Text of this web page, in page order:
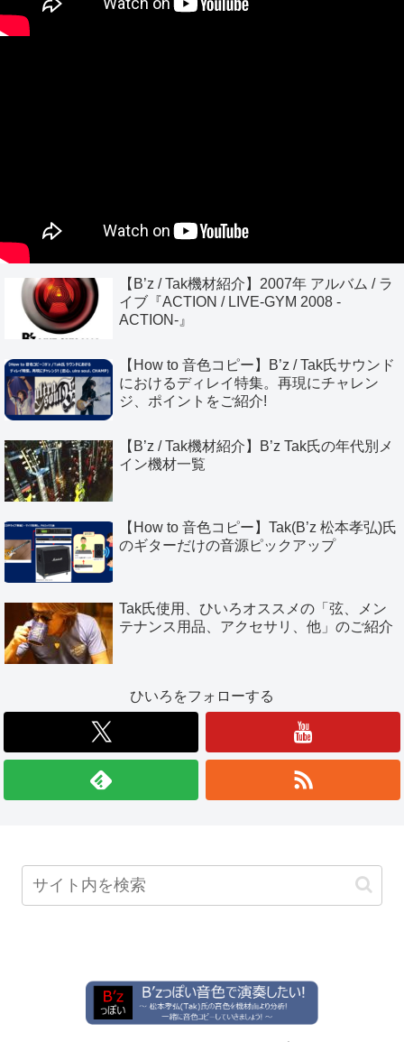
【B’z / Tak機材紹介】2007年 アルバム / ラ
イブ『ACTION / LIVE-GYM 2008 -
ACTION-』
【How to 音色コピー】B’z / Tak氏サウンド
におけるディレイ特集。再現にチャレン
ジ、ポイントをご紹介!
【B’z / Tak機材紹介】B’z Tak氏の年代別メ
イン機材一覧
【How to 音色コピー】Tak(B’z 松本孝弘)氏
のギターだけの音源ピックアップ
Tak氏使用、ひいろオススメの「弦、メン
テナンス用品、アクセサリ、他」のご紹介
ひいろをフォローする